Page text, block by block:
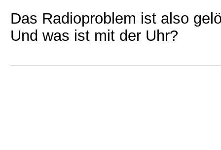
Das Radioproblem ist also
Und was ist mit der Uhr?